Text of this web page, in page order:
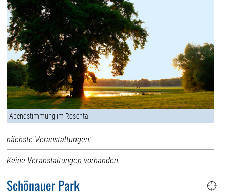
Abendstimmung im Rosental
nächste Veranstaltungen:
Keine Veranstaltungen vorhanden.
Schönauer Park